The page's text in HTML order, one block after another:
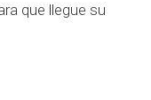
que llegue su